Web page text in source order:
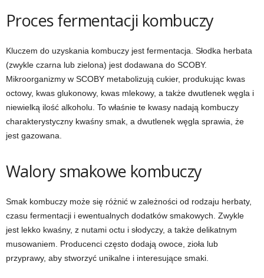
Proces fermentacji kombuczy
Kluczem do uzyskania kombuczy jest fermentacja. Słodka herbata
(zwykle czarna lub zielona) jest dodawana do SCOBY.
Mikroorganizmy w SCOBY metabolizują cukier, produkując kwas
octowy, kwas glukonowy, kwas mlekowy, a także dwutlenek węgla i
niewielką ilość alkoholu. To właśnie te kwasy nadają kombuczy
charakterystyczny kwaśny smak, a dwutlenek węgla sprawia, że
jest gazowana.
Walory smakowe kombuczy
Smak kombuczy może się różnić w zależności od rodzaju herbaty,
czasu fermentacji i ewentualnych dodatków smakowych. Zwykle
jest lekko kwaśny, z nutami octu i słodyczy, a także delikatnym
musowaniem. Producenci często dodają owoce, zioła lub
przyprawy, aby stworzyć unikalne i interesujące smaki.